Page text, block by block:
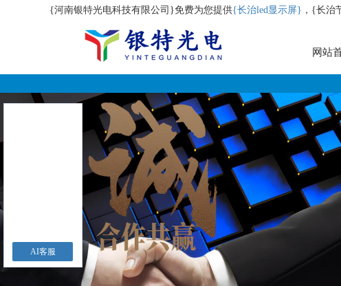
{河南银特光电科技有限公司}免费为您提供{长治led显示屏} ，{长治
网站
AI客服